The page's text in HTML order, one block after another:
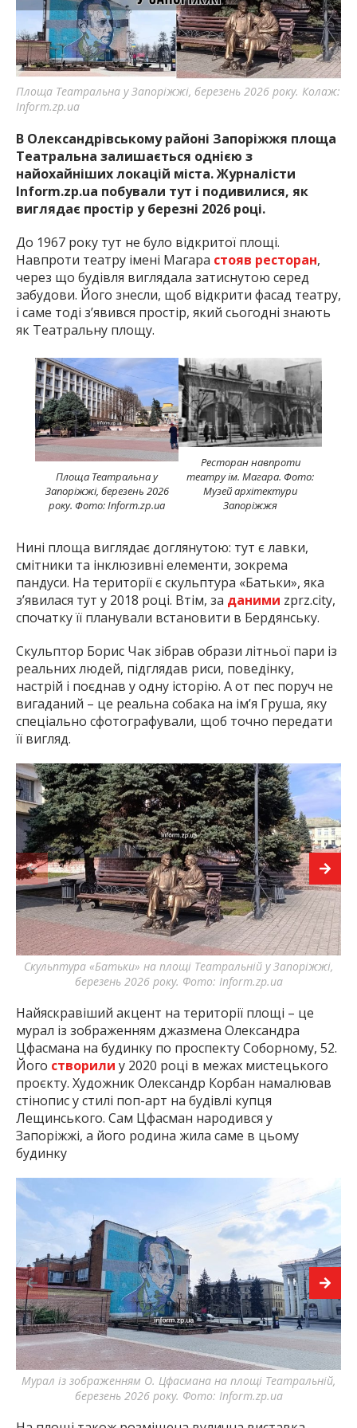
найважливішу інформацію про події
міста Запоріжжя та області.
Площа Театральна у Запоріжжі, березень 2026 року. Колаж:
Inform.zp.ua
В Олександрівському районі Запоріжжя площа
Театральна залишається однією з
найохайніших локацій міста. Журналісти
Inform.zp.ua побували тут і подивилися, як
виглядає простір у березні 2026 році.
До 1967 року тут не було відкритої площі.
Навпроти театру імені Магара стояв ресторан,
через що будівля виглядала затиснутою серед
забудови. Його знесли, щоб відкрити фасад театру,
і саме тоді з’явився простір, який сьогодні знають
як Театральну площу.
Площа Театральна у
Запоріжжі, березень 2026
року. Фото: Inform.zp.ua
Ресторан навпроти
театру ім. Магара. Фото:
Музей архітектури
Запоріжжя
Нині площа виглядає доглянутою: тут є лавки,
смітники та інклюзивні елементи, зокрема
пандуси. На території є скульптура «Батьки», яка
з’явилася тут у 2018 році. Втім, за даними zprz.city,
спочатку її планували встановити в Бердянську.
Скульптор Борис Чак зібрав образи літньої пари із
реальних людей, підглядав риси, поведінку,
настрій і поєднав у одну історію. А от пес поруч не
вигаданий – це реальна собака на ім’я Груша, яку
спеціально сфотографували, щоб точно передати
її вигляд.
Скульптура «Батьки» на площі Театральній у Запоріжжі,
березень 2026 року. Фото: Inform.zp.ua
Найяскравіший акцент на території площі – це
мурал із зображенням джазмена Олександра
Цфасмана на будинку по проспекту Соборному, 52.
Його створили у 2020 році в межах мистецького
проєкту. Художник Олександр Корбан намалював
стінопис у стилі поп-арт на будівлі купця
Лещинського. Сам Цфасман народився у
Запоріжжі, а його родина жила саме в цьому
будинку
Мурал із зображенням О. Цфасмана на площі Театральній,
березень 2026 року. Фото: Inform.zp.ua